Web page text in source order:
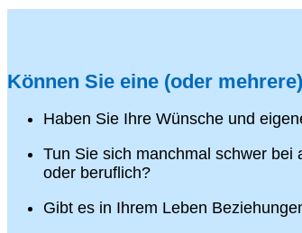
Können Sie eine (oder
Haben Sie Ihre Wünsche und
Tun Sie sich manchmal schwer bei
oder beruflich?
Gibt es in Ihrem Leben